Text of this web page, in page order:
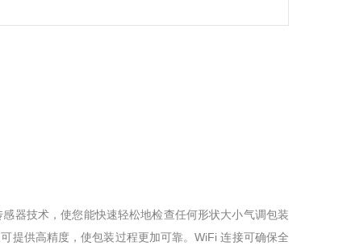
感器技术，使您能快速轻松地检查任何形状大小气调包装
供高精度，使包装过程更加可靠。WiFi 连接可确保全